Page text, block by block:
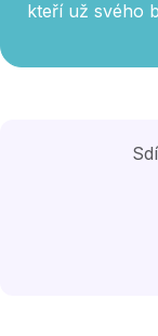
kteří už svého